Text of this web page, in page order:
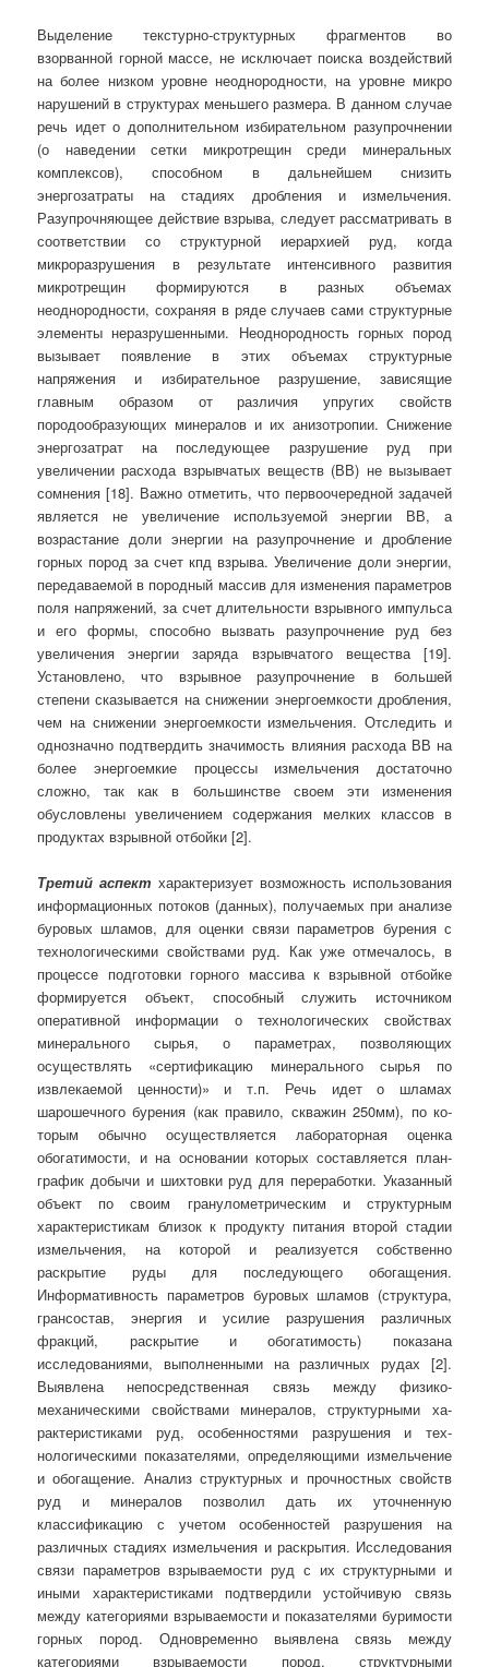
Выделение текстурно-структурных фрагментов во
взорванной горной массе, не исключает поиска воздействий
на более низком уровне неоднородности, на уровне микро
нарушений в структурах меньшего размера. В данном случае
речь идет о дополнительном избирательном разупрочнении
(о наведении сетки микротрещин среди минеральных
комплексов), способном в дальнейшем снизить
энергозатраты на стадиях дробления и измельчения.
Разупрочняющее действие взрыва, следует рассматривать в
соответствии со структурной иерархией руд, когда
микроразрушения в результате интенсивного развития
микротрещин формируются в разных объемах
неоднородности, сохраняя в ряде случаев сами структурные
элементы неразрушенными. Неоднородность горных пород
вызывает появление в этих объемах структурные
напряжения и избирательное разрушение, зависящие
главным образом от различия упругих свойств
породообразующих минералов и их анизотропии. Снижение
энергозатрат на последующее разрушение руд при
увеличении расхода взрывчатых веществ (ВВ) не вызывает
сомнения [18]. Важно отметить, что первоочередной задачей
является не увеличение используемой энергии ВВ, а
возрастание доли энергии на разупрочнение и дробление
горных пород за счет кпд взрыва. Увеличение доли энергии,
передаваемой в породный массив для изменения параметров
поля напряжений, за счет длительности взрывного импульса
и его формы, способно вызвать разупрочнение руд без
увеличения энергии заряда взрывчатого вещества [19].
Установлено, что взрывное разупрочнение в большей
степени сказывается на снижении энергоемкости дробления,
чем на снижении энергоемкости измельчения. Отследить и
однозначно подтвердить значимость влияния расхода ВВ на
более энергоемкие процессы измельчения достаточно
сложно, так как в большинстве своем эти изменения
обусловлены увеличением содержания мелких классов в
продуктах взрывной отбойки [2].
Третий аспект характеризует возможность использования
информационных потоков (данных), получаемых при анализе
буровых шламов, для оценки связи параметров бурения с
технологическими свойствами руд. Как уже отмечалось, в
процессе подготовки горного массива к взрывной отбойке
формируется объект, способный служить источником
оперативной информации о технологических свойствах
минерального сырья, о параметрах, позволяющих
осуществлять «сертификацию минерального сырья по
извлекаемой ценности)» и т.п. Речь идет о шламах
шарошечного бурения (как правило, скважин 250мм), по ко­
торым обычно осуществляется лабораторная оценка
обогатимости, и на основании которых составляется план-
график добычи и шихтовки руд для перера­ботки. Указанный
объект по своим гранулометрическим и структурным
характеристикам близок к продукту питания второй стадии
измельчения, на которой и реализуется собственно
раскрытие руды для последующего обогащения.
Информативность параметров буровых шламов (структура,
грансостав, энергия и усилие разрушения различных
фракций, раскрытие и обогатимость) показана
исследованиями, выполненными на различных рудах [2].
Выявлена непосредственная связь между физико-
механическими свойствами минералов, структурными ха­
рактеристиками руд, особенностями разрушения и тех­
нологическими показателями, определяющими измельчение
и обога­щение. Анализ структурных и прочностных свойств
руд и минералов позволил дать их уточненную
классификацию с учетом особенностей разрушения на
различных стадиях измельчения и раскрытия. Исследования
связи параметров взрываемости руд с их структурными и
иными характеристиками подтвердили устойчивую связь
между категориями взрываемости и показателями буримости
горных пород. Одновременно выявлена связь между
категориями взрываемости пород, структурными